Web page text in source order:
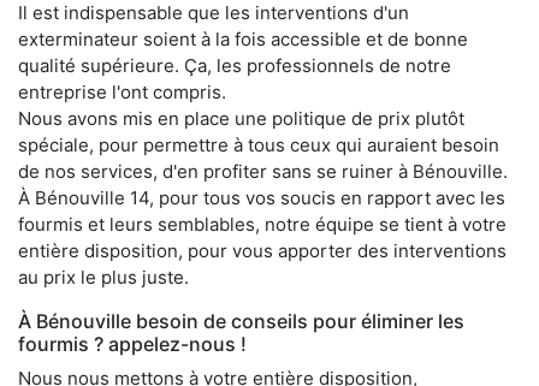
Il est indispensable que les interventions d'un
exterminateur soient à la fois accessible et de bonne
qualité supérieure. Ça, les professionnels de notre
entreprise l'ont compris.
Nous avons mis en place une politique de prix plutôt
spéciale, pour permettre à tous ceux qui auraient besoin
de nos services, d'en profiter sans se ruiner à Bénouville.
À Bénouville 14, pour tous vos soucis en rapport avec les
fourmis et leurs semblables, notre équipe se tient à votre
entière disposition, pour vous apporter des interventions
au prix le plus juste.
À Bénouville besoin de conseils pour éliminer les
fourmis ? appelez-nous !
Nous nous mettons à votre entière disposition,